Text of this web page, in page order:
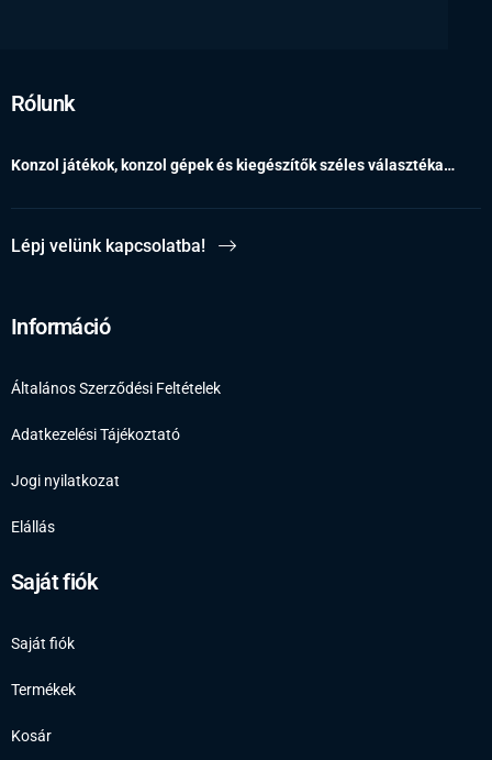
Rólunk
Konzol játékok, konzol gépek és kiegészítők széles választéka…
Lépj velünk kapcsolatba!
Információ
Általános Szerződési Feltételek
Adatkezelési Tájékoztató
Jogi nyilatkozat
Elállás
Saját fiók
Saját fiók
Termékek
Kosár